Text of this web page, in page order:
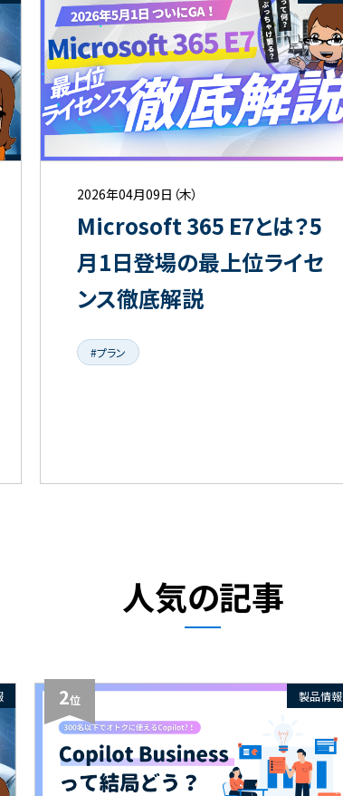
2026年04月09日（木）
Microsoft 365 E7とは？5
月1日登場の最上位ライセ
ンス徹底解説
#プラン
人気の記事
2位 製品情報